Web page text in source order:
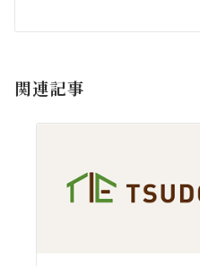
シ
ン
関連記事